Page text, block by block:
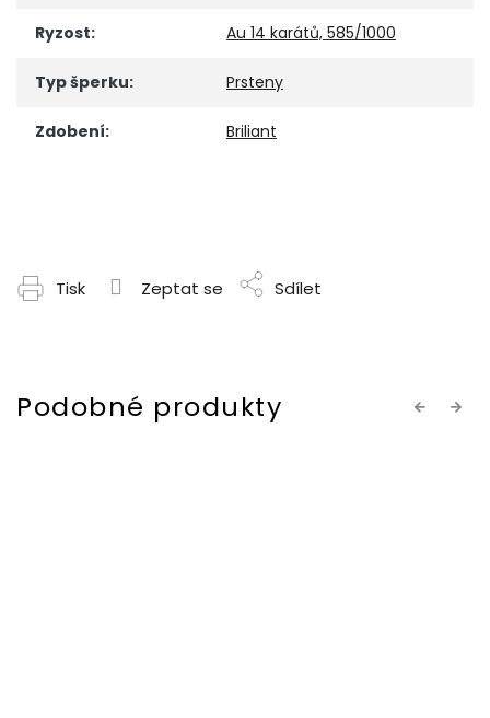
Ryzost: Au 14 karátů, 585/1000
Typ šperku: Prsteny
Zdobení: Briliant
Tisk Zeptat se Sdílet
Previous
Next